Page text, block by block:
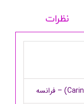
نظرات